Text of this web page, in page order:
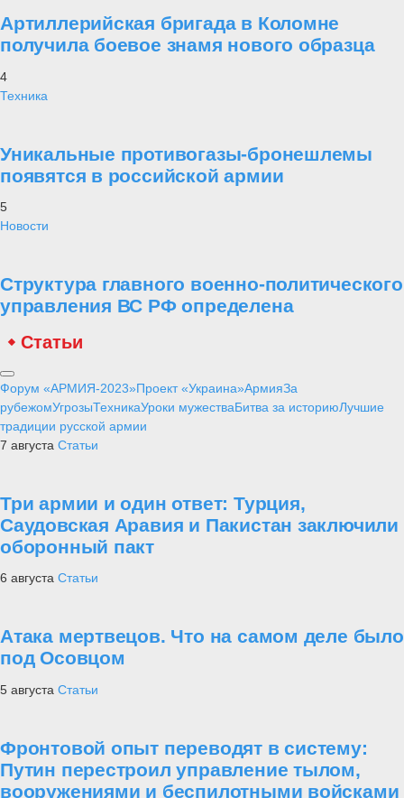
Артиллерийская бригада в Коломне
получила боевое знамя нового образца
4
Техника
Уникальные противогазы-бронешлемы
появятся в российской армии
5
Новости
Структура главного военно-политического
управления ВС РФ определена
Статьи
Форум «АРМИЯ-2023»Проект «Украина»АрмияЗа
рубежомУгрозыТехникаУроки мужестваБитва за историюЛучшие
традиции русской армии
7 августа Статьи
Три армии и один ответ: Турция,
Саудовская Аравия и Пакистан заключили
оборонный пакт
6 августа Статьи
Атака мертвецов. Что на самом деле было
под Осовцом
5 августа Статьи
Фронтовой опыт переводят в систему:
Путин перестроил управление тылом,
вооружениями и беспилотными войсками